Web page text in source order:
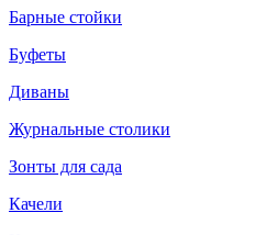
Барные стойки
Буфеты
Диваны
Журнальные столики
Зонты для сада
Качели